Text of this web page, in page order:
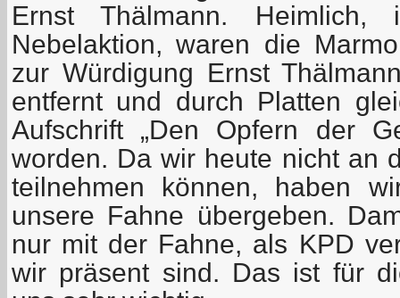
Ernst Thälmann.
Nebelaktion, waren die
zur Würdigung Ernst
entfernt und durch Platten
Aufschrift „Den Opfern der
worden. Da wir heute nicht an
teilnehmen können, haben
unsere Fahne übergeben.
nur mit der Fahne, als KPD
wir präsent sind. Das ist für